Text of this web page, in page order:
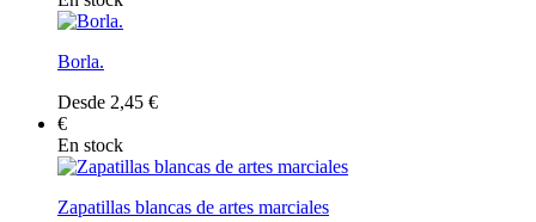
Borla.
Desde 2,45 €
€
En stock
Zapatillas blancas de artes marciales